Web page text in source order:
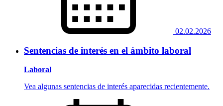
02.02.2026
Sentencias de interés en el ámbito laboral
Laboral
Vea algunas sentencias de interés aparecidas recientemente.